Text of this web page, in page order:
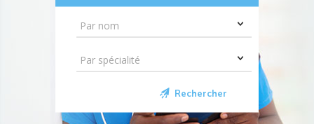
Rechercher